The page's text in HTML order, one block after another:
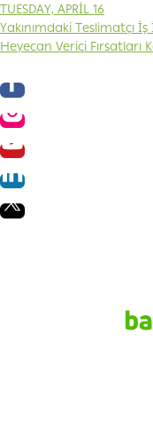
uygulamalarımızı
TUESDAY, APRIL 16
Yakınımdaki Teslimatçı
Heyecan Verici Fırsatları